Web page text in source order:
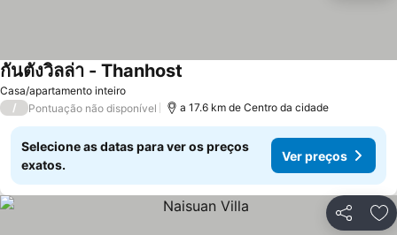
Casa/apartamento inteiro
กันตังวิลล่า - Thanhost
/ Pontuação não disponível a 17.6 km de Centro da cidade
Selecione as datas para ver os preços
exatos.
Ver preços
Partilhar